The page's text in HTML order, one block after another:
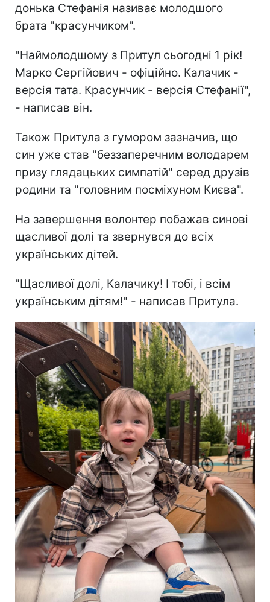
донька Стефанія називає молодшого
брата "красунчиком".
"Наймолодшому з Притул сьогодні 1 рік!
Марко Сергійович - офіційно. Калачик -
версія тата. Красунчик - версія Стефанії",
- написав він.
Також Притула з гумором зазначив, що
син уже став "беззаперечним володарем
призу глядацьких симпатій" серед друзів
родини та "головним посміхуном Києва".
На завершення волонтер побажав синові
щасливої долі та звернувся до всіх
українських дітей.
"Щасливої долі, Калачику! І тобі, і всім
українським дітям!" - написав Притула.